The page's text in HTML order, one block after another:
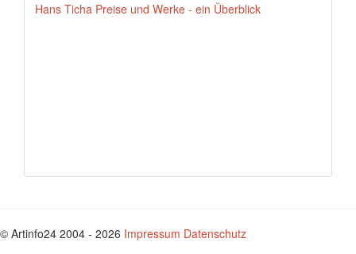
Hans Ticha Preise und Werke - ein Überblick
© Artinfo24 2004 - 2026 Impressum Datenschutz